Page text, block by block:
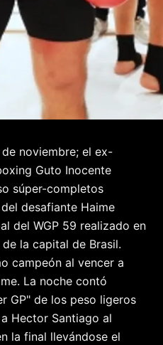
noviembre; el ex-
Guto Inocente
súper-completos
desafiante Haime
del WGP 59 realizado en
la capital de Brasil.
campeón al vencer a
La noche contó
GP" de los peso ligeros
Hector Santiago al
la final llevándose el